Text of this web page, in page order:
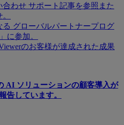
合わせ サポート記事を参照また
る グローバルパートナープログ
に参加。
のお客様が達成された成果
AI ソリューションの顧客導入が
告しています。